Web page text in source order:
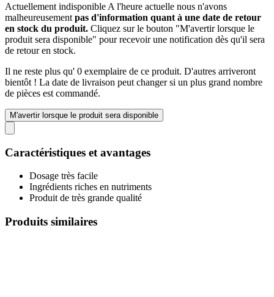
Actuellement indisponible A l'heure actuelle nous n'avons
malheureusement pas d'information quant à une date de retour
en stock du produit. Cliquez sur le bouton "M'avertir lorsque le
produit sera disponible" pour recevoir une notification dès qu'il sera
de retour en stock.
Il ne reste plus qu' 0 exemplaire de ce produit. D'autres arriveront
bientôt ! La date de livraison peut changer si un plus grand nombre
de pièces est commandé.
M'avertir lorsque le produit sera disponible
Caractéristiques et avantages
Dosage très facile
Ingrédients riches en nutriments
Produit de très grande qualité
Produits similaires